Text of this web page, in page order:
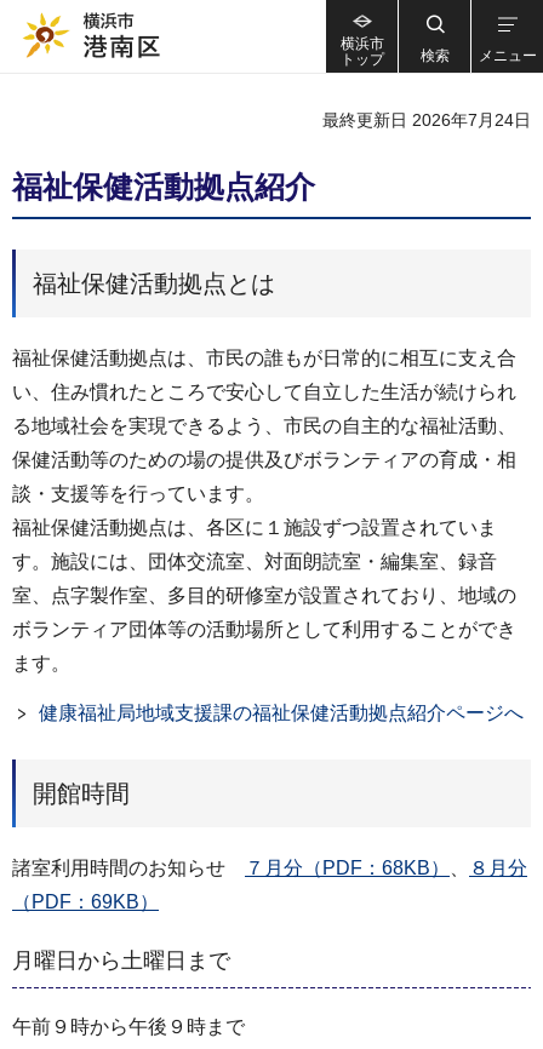
横浜市
トップ
検索 メニュー
最終更新日 2026年7月24日
福祉保健活動拠点紹介
福祉保健活動拠点とは
福祉保健活動拠点は、市民の誰もが日常的に相互に支え合
い、住み慣れたところで安心して自立した生活が続けられ
る地域社会を実現できるよう、市民の自主的な福祉活動、
保健活動等のための場の提供及びボランティアの育成・相
談・支援等を行っています。
福祉保健活動拠点は、各区に１施設ずつ設置されていま
す。施設には、団体交流室、対面朗読室・編集室、録音
室、点字製作室、多目的研修室が設置されており、地域の
ボランティア団体等の活動場所として利用することができ
ます。
健康福祉局地域支援課の福祉保健活動拠点紹介ページへ
開館時間
諸室利用時間のお知らせ ７月分（PDF：68KB）
８月分
（PDF：69KB）
月曜日から土曜日まで
午前９時から午後９時まで